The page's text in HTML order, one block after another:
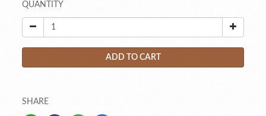
QUANTITY
ADD TO CART
SHARE